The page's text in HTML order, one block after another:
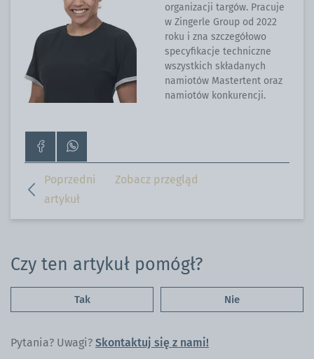
organizacji targów. Pracuje
w Zingerle Group od 2022
roku i zna szczegółowo
specyfikacje techniczne
wszystkich składanych
namiotów Mastertent oraz
namiotów konkurencji.
Przejdź
strony
na
Facebooku
Skontaktuj
się
nami
przez
WhatsApp
Poprzedni
artykuł
Zobacz przegląd
Czy ten artykuł pomógł?
Tak Nie
Pytania? Uwagi? Skontaktuj się z nami!